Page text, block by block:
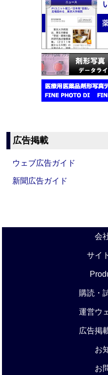
広告掲載
ウェブ広告ガイド
新聞広告ガイド
会
サイ
購読・
運営ウ
広告掲
お
お